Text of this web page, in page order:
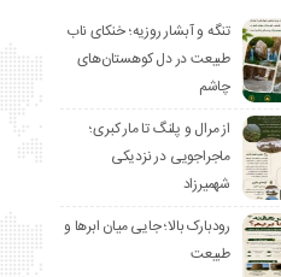
تنگه و آبشار روزیه؛ خنکای ناب
طبیعت در دل کوهستان‌های
چاشم
از مرال و پلنگ تا مار کبری؛
ماجراجویی در نزدیکی
شهمیرزاد
رودبارک بالا؛ جایی میان ابرها و
طبیعت